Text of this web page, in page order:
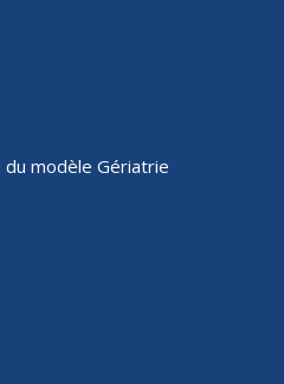
modèle Gériatrie